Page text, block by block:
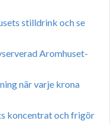
stilldrink och se
Aromhuset-
när varje krona
koncentrat och frigör